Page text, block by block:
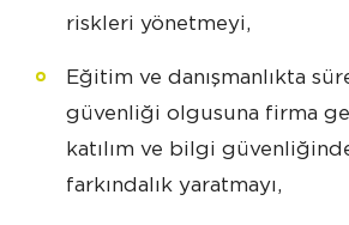
riskleri yönetmeyi,
Eğitim ve danışmanlıkta
güvenliği olgusuna firma
katılım ve bilgi
farkındalık yaratmayı,